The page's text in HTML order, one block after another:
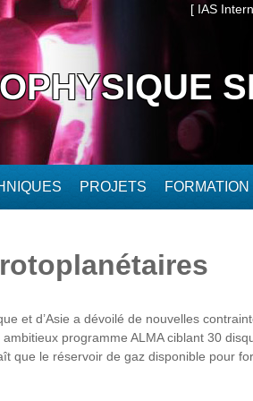
[ IAS
PROJETS FORMATION
et d’Asie a dévoilé de nouvelles
programme ALMA ciblant 30
que le réservoir de gaz disponible pour